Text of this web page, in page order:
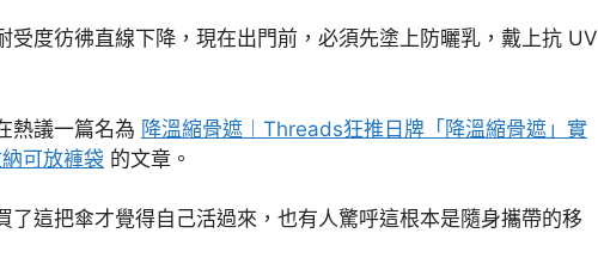
受度彷彿直線下降，現在出門前，必須先塗上防曬乳，戴上抗 UV
熱議一篇名為 降溫縮骨遮︱Threads狂推日牌「降溫縮骨遮」實
可放褲袋 的文章。
了這把傘才覺得自己活過來，也有人驚呼這根本是隨身攜帶的移